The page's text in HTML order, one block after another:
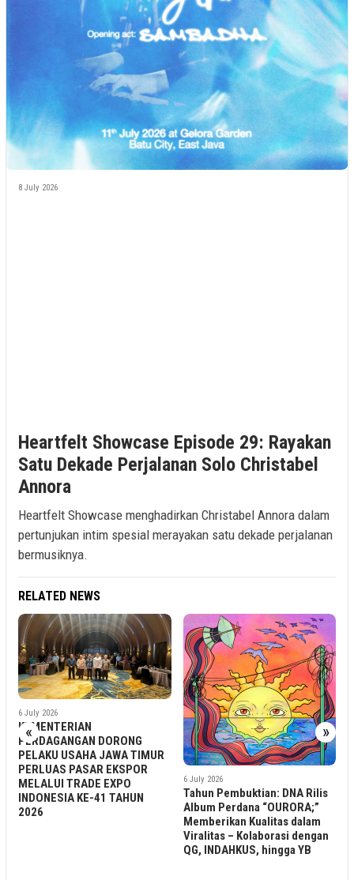
8 July 2026
Heartfelt Showcase Episode 29: Rayakan
Satu Dekade Perjalanan Solo Christabel
Annora
Heartfelt Showcase menghadirkan Christabel Annora dalam
pertunjukan intim spesial merayakan satu dekade perjalanan
bermusiknya.
RELATED NEWS
« »
6 July 2026
Tahun Pembuktian: DNA Rilis
Album Perdana “OURORA;”
6 July 2026
Idol Group UPGirls Jaring
Member lewat Audisi
Generasi Terbaru!